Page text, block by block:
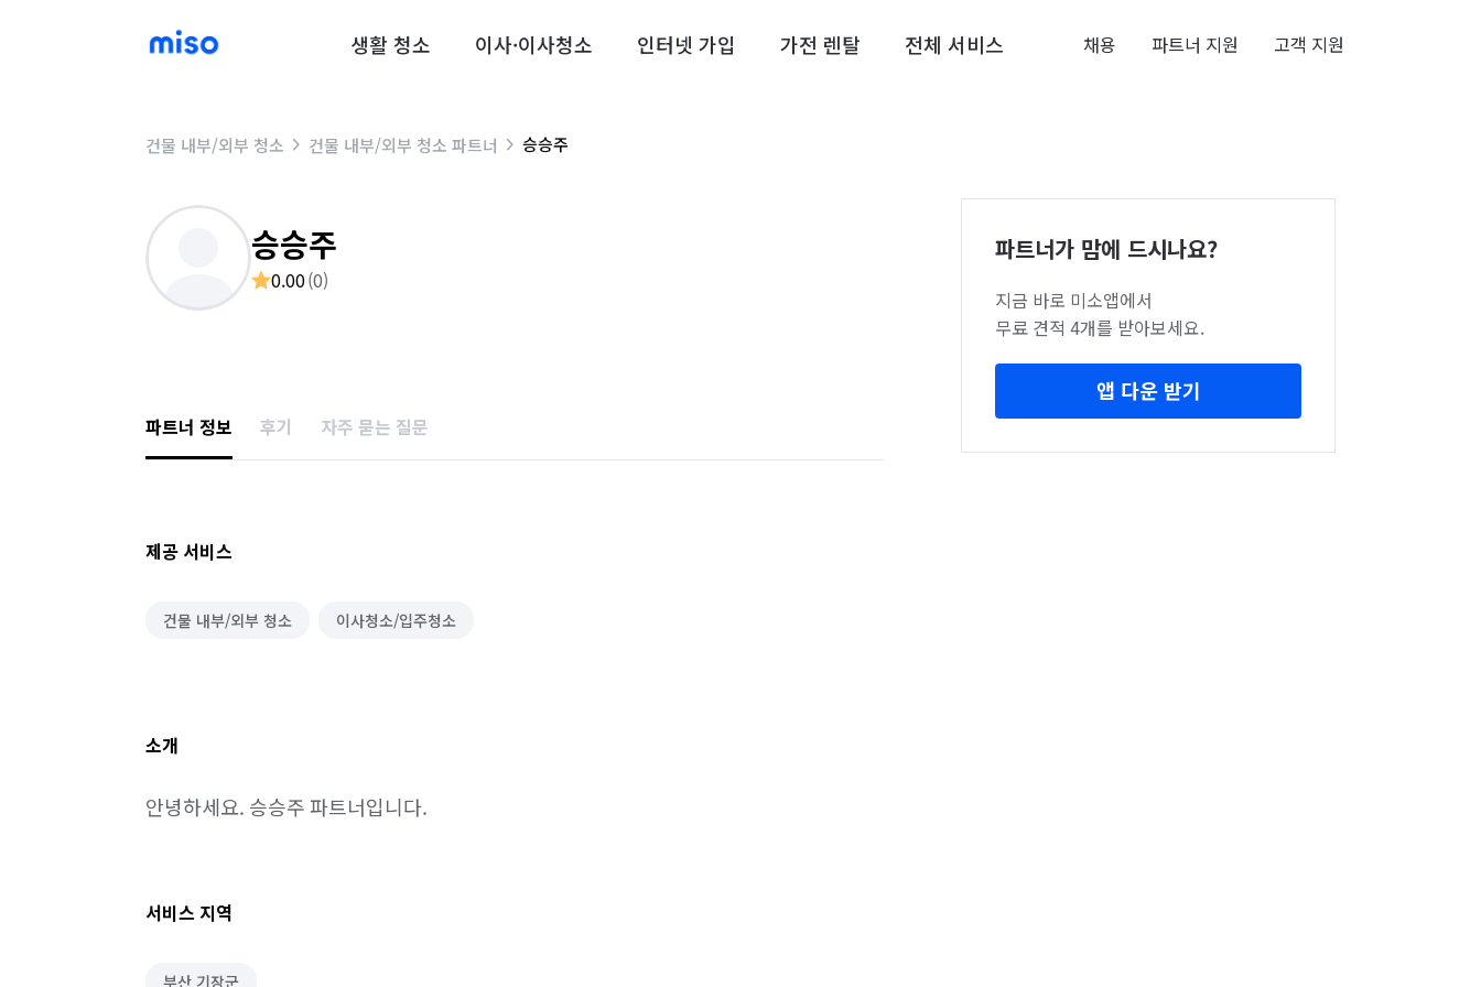
생활 청소 이사·이사청소 인터넷 가입 가전 렌탈 전체 서비스 채용 파트너 지원 고객 지원
건물 내부/외부 청소 건물 내부/외부 청소 파트너 승승주
승승주
0.00(0)
파트너 정보 후기 자주 묻는 질문
제공 서비스
건물 내부/외부 청소 이사청소/입주청소
소개
안녕하세요. 승승주 파트너입니다.
서비스 지역
부산 기장군
파트너가 맘에 드시나요?
지금 바로 미소앱에서
무료 견적 4개를 받아보세요.
앱 다운 받기